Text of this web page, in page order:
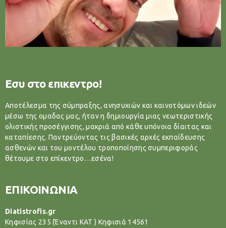
Εσυ στο επικεντρο!
Αποτέλεσμα της σύμπραξης, ανησυχιών και καινοτόμων ιδεών
μέσω της ομαδας μας, ήταν η δημιουργία μιας νεωτεριστικής
ολιστικής προσέγγισης, μακριά από κάθε υπόνοια δίαιτας και
καταπίεσης. Παντρεύοντας τις βασικές αρχές εκπαίδευσης
ασθενών και του μοντέλου τροποποίησης συμπεριφοράς
θέτουμε στο επίκεντρο…εσένα!
ΕΠΙΚΟΙΝΩΝΙΑ
Diatistrofis.gr
Κηφισίας 235 (Έναντι ΚΑΤ ) Κηφισιά 14561